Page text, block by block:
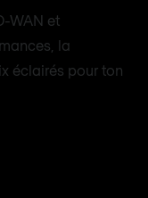
WAN et
la
éclairés pour ton